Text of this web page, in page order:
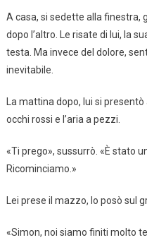
A casa, si sedette alla finestra,
dopo l’altro. Le risate di lui, la
testa. Ma invece del dolore,
inevitabile.
La mattina dopo, lui si
occhi rossi e l’aria a pezzi.
«Ti prego», sussurrò. «È stato
Ricominciamo.»
Lei prese il mazzo, lo posò sul
«Simon, noi siamo finiti molto